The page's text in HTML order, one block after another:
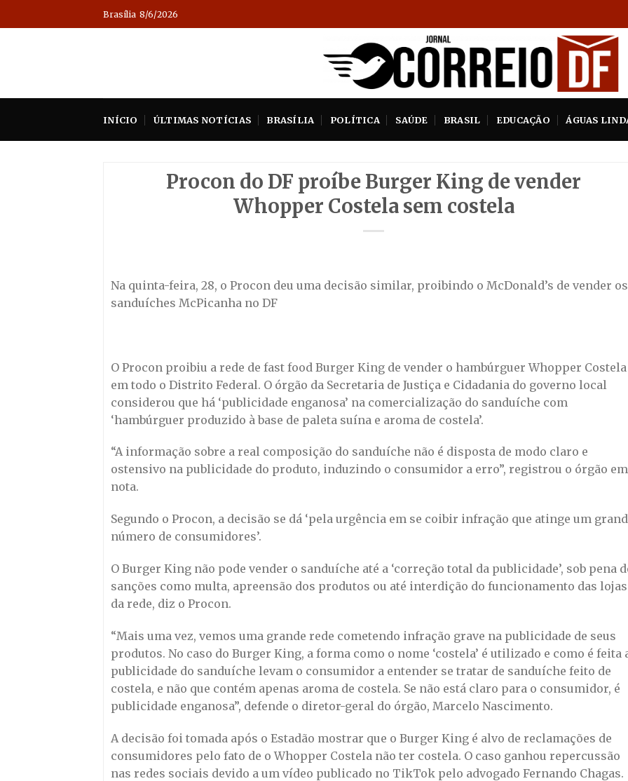
to
Brasília 8/6/2026
INÍCIO ÚLTIMAS NOTÍCIAS BRASÍLIA POLÍTICA SAÚDE BRASIL EDUCAÇÃO ÁGUAS
Procon do DF proíbe Burger King de vender
Whopper Costela sem costela
Na quinta-feira, 28, o Procon deu uma decisão similar, proibindo o McDonald’s de vender os
sanduíches McPicanha no DF
O Procon proibiu a rede de fast food Burger King de vender o hambúrguer Whopper Costela
em todo o Distrito Federal. O órgão da Secretaria de Justiça e Cidadania do governo local
considerou que há ‘publicidade enganosa’ na comercialização do sanduíche com
‘hambúrguer produzido à base de paleta suína e aroma de costela’.
“A informação sobre a real composição do sanduíche não é disposta de modo claro e
ostensivo na publicidade do produto, induzindo o consumidor a erro”, registrou o órgão em
nota.
Segundo o Procon, a decisão se dá ‘pela urgência em se coibir infração que atinge um
número de consumidores’.
O Burger King não pode vender o sanduíche até a ‘correção total da publicidade’, sob pena
sanções como multa, apreensão dos produtos ou até interdição do funcionamento das lojas
da rede, diz o Procon.
“Mais uma vez, vemos uma grande rede cometendo infração grave na publicidade de seus
produtos. No caso do Burger King, a forma como o nome ‘costela’ é utilizado e como é feita
publicidade do sanduíche levam o consumidor a entender se tratar de sanduíche feito de
costela, e não que contém apenas aroma de costela. Se não está claro para o consumidor, é
publicidade enganosa”, defende o diretor-geral do órgão, Marcelo Nascimento.
A decisão foi tomada após o Estadão mostrar que o Burger King é alvo de reclamações de
consumidores pelo fato de o Whopper Costela não ter costela. O caso ganhou repercussão
nas redes sociais devido a um vídeo publicado no TikTok pelo advogado Fernando Chagas.